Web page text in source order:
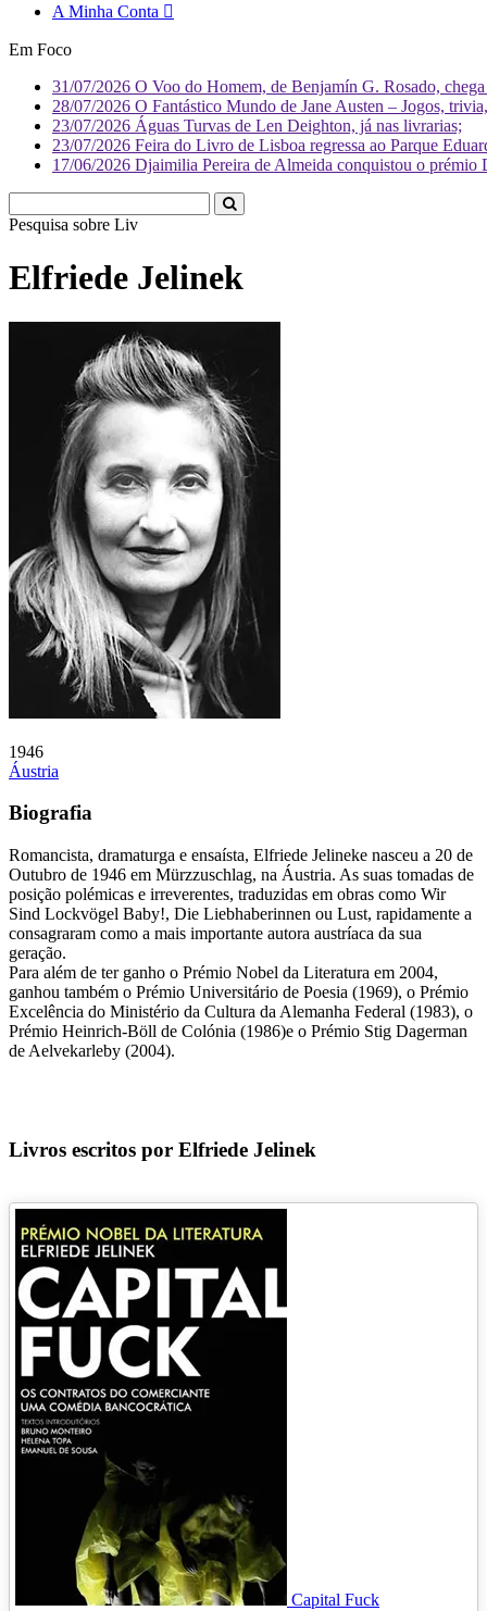
A Minha Conta
Em Foco
31/07/2026 O Voo do Homem, de Benjamín G. Rosado,
28/07/2026 O Fantástico Mundo de Jane Austen – Jogos,
23/07/2026 Águas Turvas de Len Deighton, já nas livrarias;
23/07/2026 Feira do Livro de Lisboa regressa ao Parque
17/06/2026 Djaimilia Pereira de Almeida conquistou o
Pesquisa sobre Literatura
Elfriede Jelinek
1946
Áustria
Biografia
Romancista, dramaturga e ensaísta, Elfriede Jelineke nasceu a 20 de
Outubro de 1946 em Mürzzuschlag, na Áustria. As suas tomadas de
posição polémicas e irreverentes, traduzidas em obras como Wir
Sind Lockvögel Baby!, Die Liebhaberinnen ou Lust, rapidamente a
consagraram como a mais importante autora austríaca da sua
geração.
Para além de ter ganho o Prémio Nobel da Literatura em 2004,
ganhou também o Prémio Universitário de Poesia (1969), o Prémio
Excelência do Ministério da Cultura da Alemanha Federal (1983), o
Prémio Heinrich-Böll de Colónia (1986)e o Prémio Stig Dagerman
de Aelvekarleby (2004).
Livros escritos por Elfriede Jelinek
Capital Fuck